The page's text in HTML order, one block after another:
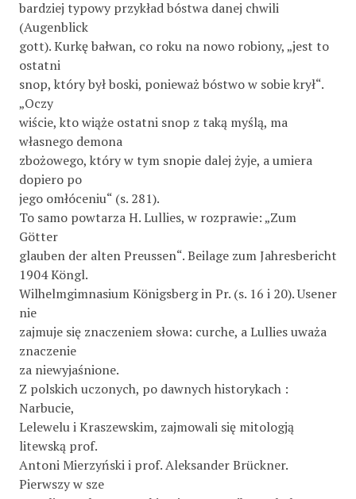
bardziej typowy przykład bóstwa danej chwili
(Augenblick­
gott). Kurkę bałwan, co roku na nowo robiony, „jest to
ostatni
snop, który był boski, ponieważ bóstwo w sobie krył“.
„Oczy­
wiście, kto wiąże ostatni snop z taką myślą, ma
własnego demona
zbożowego, który w tym snopie dalej żyje, a umiera
dopiero po
jego omłóceniu“ (s. 281).
To samo powtarza H. Lullies, w rozprawie: „Zum
Götter­
glauben der alten Preussen“. Beilage zum Jahresbericht
1904 Köngl.
Wilhelmgimnasium Königsberg in Pr. (s. 16 i 20). Usener
nie
zajmuje się znaczeniem słowa: curche, a Lullies uważa
znaczenie
za niewyjaśnione.
Z polskich uczonych, po dawnych historykach :
Narbucie,
Lelewelu i Kraszewskim, zajmowali się mitologją
litewską prof.
Antoni Mierzyński i prof. Aleksander Brückner.
Pierwszy w sze­